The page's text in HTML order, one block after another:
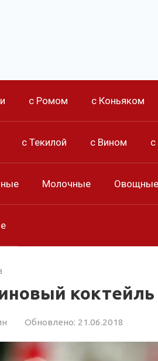
с Ромом с Коньяком
с Текилой с Вином
Молочные Овощные
коктейль
Обновлено: 21.06.2018